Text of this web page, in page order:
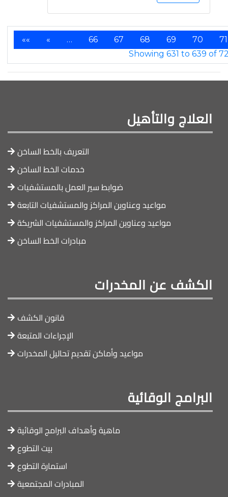
«« « … 66 67 68 69 70 71
العلاج والتأهيل
التعريف بالخط الساخن
خدمات الخط الساخن
ضوابط سير العمل بالمستشفيات
مواعيد وعناوين المراكز والمستشفيات التابعة
مواعيد وعناوين المراكز والمستشفيات الشريكة
مبادرات الخط الساخن
الكشف عن المخدرات
قانون الكشف
الإجراءات المتبعة
مواعيد وأماكن تقديم تحاليل المخدرات
البرامج الوقائية
ماهية وأهداف البرامج الوقائية
بيت التطوع
استمارة التطوع
المبادرات المجتمعية